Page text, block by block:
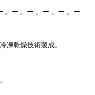
ー 。 ー 。ー 。ー 。ー
冷凍乾燥技術製成。